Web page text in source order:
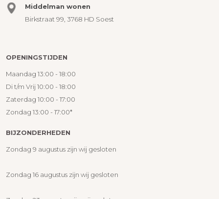
Middelman wonen
Birkstraat 99, 3768 HD Soest
OPENINGSTIJDEN
Maandag 13:00 - 18:00
Di t/m Vrij 10:00 - 18:00
Zaterdag 10:00 - 17:00
Zondag 13:00 - 17:00*
BIJZONDERHEDEN
Zondag 9 augustus zijn wij gesloten
Zondag 16 augustus zijn wij gesloten